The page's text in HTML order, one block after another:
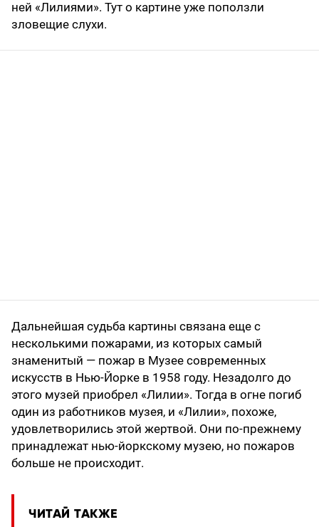
ней «Лилиями». Тут о картине уже поползли
зловещие слухи.
Дальнейшая судьба картины связана еще с
несколькими пожарами, из которых самый
знаменитый — пожар в Музее современных
искусств в Нью-Йорке в 1958 году. Незадолго до
этого музей приобрел «Лилии». Тогда в огне погиб
один из работников музея, и «Лилии», похоже,
удовлетворились этой жертвой. Они по-прежнему
принадлежат нью-йоркскому музею, но пожаров
больше не происходит.
ЧИТАЙ ТАКЖЕ